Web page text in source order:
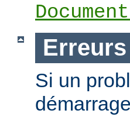
Si un